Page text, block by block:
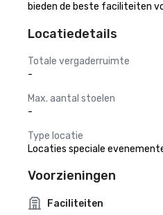
bieden de beste faciliteiten
Locatiedetails
Totale vergaderruimte
-
Max. aantal stoelen
-
Type locatie
Locaties speciale
Voorzieningen
Faciliteiten